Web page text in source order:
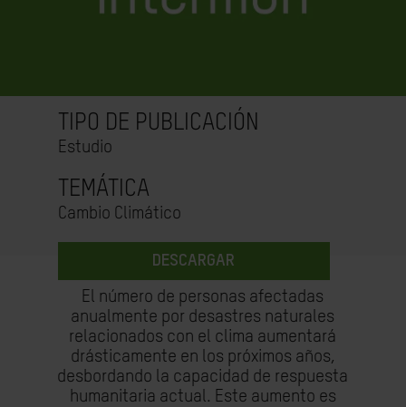
TIPO DE PUBLICACIÓN
Estudio
TEMÁTICA
Cambio Climático
DESCARGAR
El número de personas afectadas
anualmente por desastres naturales
relacionados con el clima aumentará
drásticamente en los próximos años,
desbordando la capacidad de respuesta
humanitaria actual. Este aumento es